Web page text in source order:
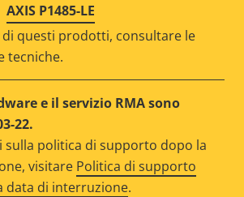
AXIS P1485-LE
di questi prodotti, consultare le
tecniche.
e il servizio RMA sono
22.
sulla politica di supporto dopo la
visitare Politica di supporto
data di interruzione.